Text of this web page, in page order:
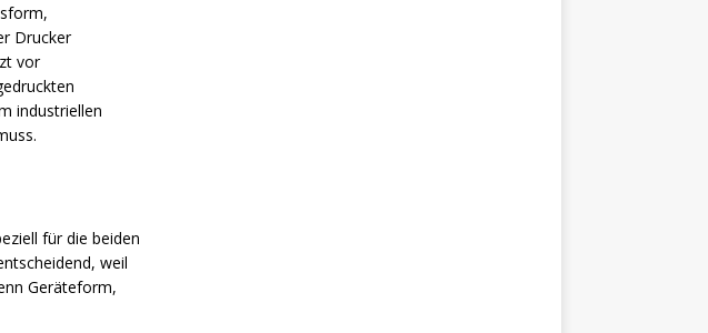
Drucker
vor
industriellen
für die beiden
weil
Geräteform,